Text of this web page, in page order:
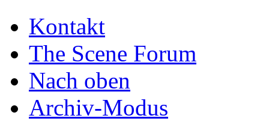
Kontakt
The Scene Forum
Nach oben
Archiv-Modus